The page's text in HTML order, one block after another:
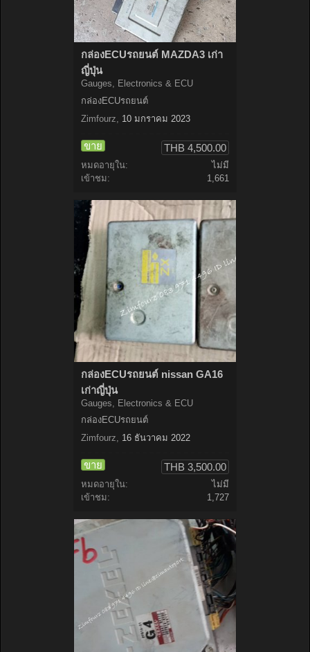
กล่องECUรถยนต์ MAZDA3 เก่า
ญี่ปุ่น
Gauges, Electronics & ECU
กล่องECUรถยนต์
Zimfourz
10 มกราคม 2023
ขาย THB 4,500.00
หมดอายุใน:
ไม่มี
เข้าชม:
1,661
กล่องECUรถยนต์ nissan GA16
เก่าญี่ปุ่น
Gauges, Electronics & ECU
กล่องECUรถยนต์
Zimfourz, 16 ธันวาคม 2022
ขาย THB 3,500.00
หมดอายุใน:
ไม่มี
เข้าชม:
1,727